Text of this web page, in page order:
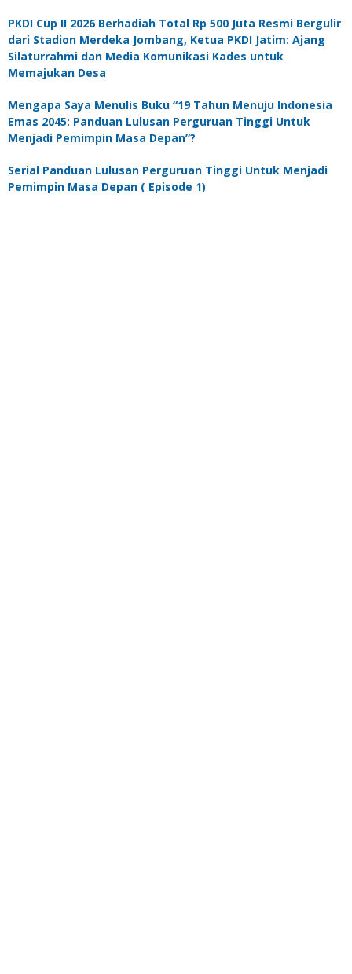
PKDI Cup II 2026 Berhadiah Total Rp 500 Juta Resmi Bergulir
dari Stadion Merdeka Jombang, Ketua PKDI Jatim: Ajang
Silaturrahmi dan Media Komunikasi Kades untuk
Memajukan Desa
Mengapa Saya Menulis Buku “19 Tahun Menuju Indonesia
Emas 2045: Panduan Lulusan Perguruan Tinggi Untuk
Menjadi Pemimpin Masa Depan”?
Serial Panduan Lulusan Perguruan Tinggi Untuk Menjadi
Pemimpin Masa Depan ( Episode 1)